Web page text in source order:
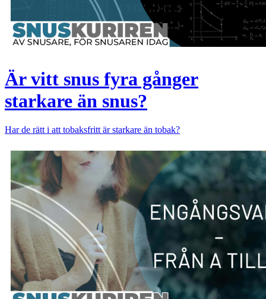
Är vitt snus fyra gånger
starkare än snus?
Har de rätt i att tobaksfritt är starkare än tobak?